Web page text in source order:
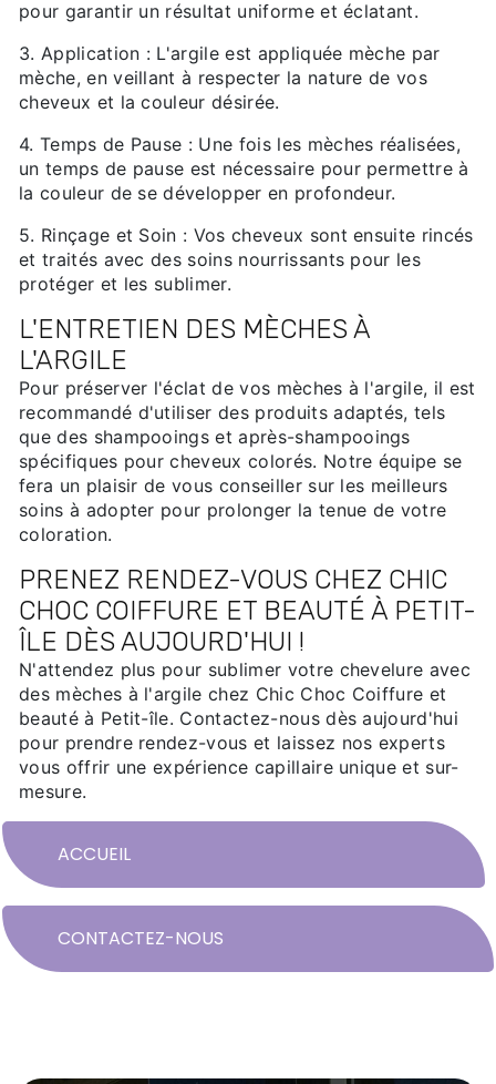
pour garantir un résultat uniforme et éclatant.
3. Application : L'argile est appliquée mèche par
mèche, en veillant à respecter la nature de vos
cheveux et la couleur désirée.
4. Temps de Pause : Une fois les mèches réalisées,
un temps de pause est nécessaire pour permettre à
la couleur de se développer en profondeur.
5. Rinçage et Soin : Vos cheveux sont ensuite rincés
et traités avec des soins nourrissants pour les
protéger et les sublimer.
L'ENTRETIEN DES MÈCHES À
L'ARGILE
Pour préserver l'éclat de vos mèches à l'argile, il est
recommandé d'utiliser des produits adaptés, tels
que des shampooings et après-shampooings
spécifiques pour cheveux colorés. Notre équipe se
fera un plaisir de vous conseiller sur les meilleurs
soins à adopter pour prolonger la tenue de votre
coloration.
PRENEZ RENDEZ-VOUS CHEZ CHIC
CHOC COIFFURE ET BEAUTÉ À PETIT-
ÎLE DÈS AUJOURD'HUI !
N'attendez plus pour sublimer votre chevelure avec
des mèches à l'argile chez Chic Choc Coiffure et
beauté à Petit-île. Contactez-nous dès aujourd'hui
pour prendre rendez-vous et laissez nos experts
vous offrir une expérience capillaire unique et sur-
mesure.
ACCUEIL
CONTACTEZ-NOUS